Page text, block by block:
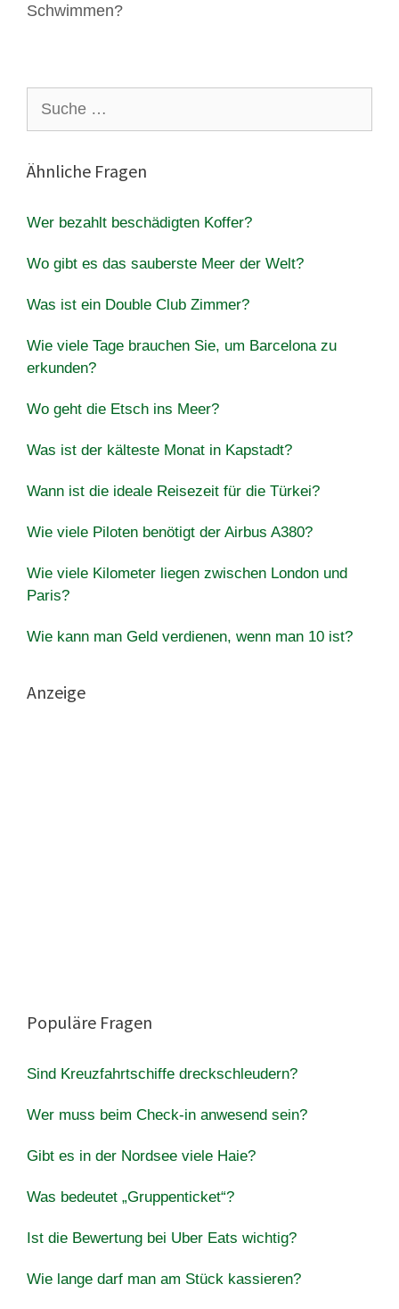
Schwimmen?
nach:
Ähnliche Fragen
Wer bezahlt beschädigten Koffer?
Wo gibt es das sauberste Meer der Welt?
Was ist ein Double Club Zimmer?
Wie viele Tage brauchen Sie, um Barcelona zu
erkunden?
Wo geht die Etsch ins Meer?
Was ist der kälteste Monat in Kapstadt?
Wann ist die ideale Reisezeit für die Türkei?
Wie viele Piloten benötigt der Airbus A380?
Wie viele Kilometer liegen zwischen London und
Paris?
Wie kann man Geld verdienen, wenn man 10 ist?
Anzeige
Populäre Fragen
Sind Kreuzfahrtschiffe dreckschleudern?
Wer muss beim Check-in anwesend sein?
Gibt es in der Nordsee viele Haie?
Was bedeutet „Gruppenticket“?
Ist die Bewertung bei Uber Eats wichtig?
Wie lange darf man am Stück kassieren?